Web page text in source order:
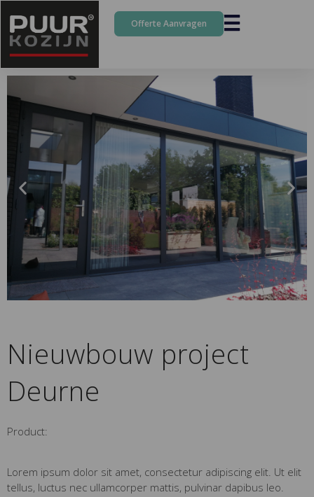
Offerte Aanvragen
Nieuwbouw project
Deurne
Product:
Lorem ipsum dolor sit amet, consectetur adipiscing elit. Ut elit
tellus, luctus nec ullamcorper mattis, pulvinar dapibus leo.